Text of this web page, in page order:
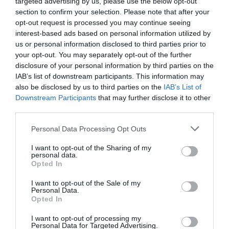
section to confirm your selection. Please note that after your
opt-out request is processed you may continue seeing
interest-based ads based on personal information utilized by
us or personal information disclosed to third parties prior to
your opt-out. You may separately opt-out of the further
disclosure of your personal information by third parties on the
IAB’s list of downstream participants. This information may
also be disclosed by us to third parties on the IAB’s List of
Downstream Participants that may further disclose it to other
Please note that this website/app uses one or more Google
not limited to your visit or usage behaviour. You may click to
grant or deny consent to Google and its third-party tags to
use your data for below specified purposes in below Google
consent section.
Personal Data Processing Opt Outs
I want to opt-out of the Sharing of my
personal data.
Opted In
I want to opt-out of the Sale of my
Personal Data.
Opted In
I want to opt-out of processing my
Personal Data for Targeted Advertising.
netflix streaming szolgáltató adatvédelem per
usa